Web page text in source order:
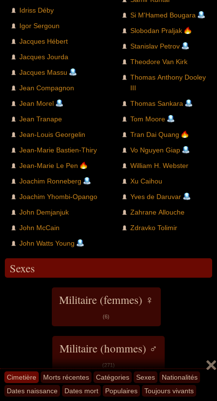
Cimetière Morts récentes Catégories Sexes
Nationalités
Dates naissance
Dates mort Populaires Toujours vivants
Idriss Déby
Igor Sergoun
Jacques Hébert
Jacques Jourda
Jacques Massu
Jean Compagnon
Jean Morel
Jean Tranape
Jean-Louis Georgelin
Jean-Marie Bastien-Thiry
Jean-Marie Le Pen
Joachim Ronneberg
Joachim Yhombi-Opango
John Demjanjuk
John McCain
John Watts Young
Si M'Hamed Bougara
Slobodan Praljak
Stanislav Petrov
Theodore Van Kirk
Thomas Anthony Dooley
III
Thomas Sankara
Tom Moore
Tran Dai Quang
Vo Nguyen Giap
William H. Webster
Xu Caihou
Yves de Daruvar
Zahrane Allouche
Zdravko Tolimir
Sexes
Militaire (femmes) ♀
(6)
Militaire (hommes) ♂
(271)